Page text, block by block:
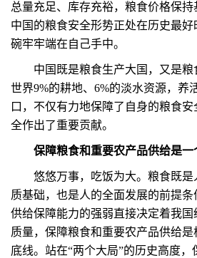
总量充足、库存充裕，粮食价格保持
中国的粮食安全形势正处在历史最
碗牢牢端在自己手中。
中国既是粮食生产大国，又是粮
世界9%的耕地、6%的淡水资源，养
口，不仅有力地保障了自身的粮食
全作出了重要贡献。
保障粮食和重要农产品供给是
悠悠万事，吃饭为大。粮食既是
质基础，也是人的全面发展的前提
供给保障能力的强弱直接决定着我
质量，保障粮食和重要农产品供给
底线。站在“两个大局”的历史高度